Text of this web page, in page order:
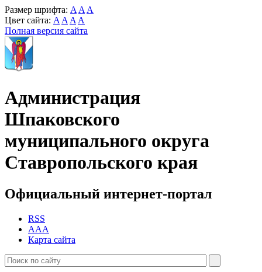
Размер шрифта: A A A
Цвет сайта: A A A A
Полная версия сайта
Администрация
Шпаковского
муниципального округа
Ставропольского края
Официальный интернет-портал
RSS
AAA
Карта сайта